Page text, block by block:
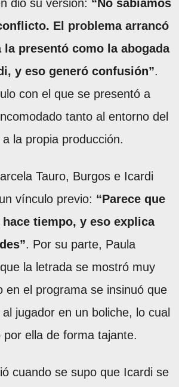
dio su versión: “No sabíamos
El problema arrancó
la presentó como la abogada
y eso generó confusión”.
con el que se presentó a
tanto al entorno del
la propia producción.
Tauro, Burgos e Icardi
vínculo previo: “Parece que
tiempo, y eso explica
. Por su parte, Paula
la letrada se mostró muy
en el programa se insinuó que
jugador en un boliche, lo cual
ella de forma tajante.
cuando se supo que Icardi se